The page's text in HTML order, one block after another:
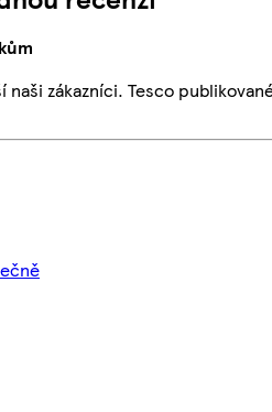
naši zákazníci. Tesco